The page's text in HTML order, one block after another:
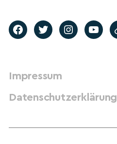
Impressum
Datenschutzerklärung